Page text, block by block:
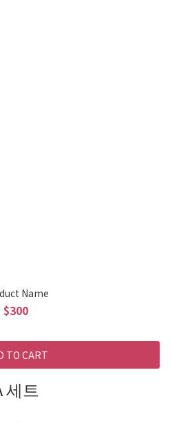
Name
$300
TO CART
세트